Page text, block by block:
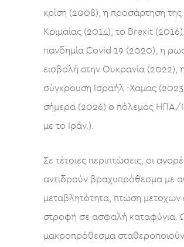
κρίση (2008), η προσάρτηση της
Κριμαίας (2014), το Brexit
πανδημία Covid 19 (2020), η
εισβολή στην Ουκρανία (2022), η
σύγκρουση Ισραήλ -Χαμας
σήμερα (2026) ο πόλεμος ΗΠΑ/
με το Ιράν.).
Σε τέτοιες περιπτώσεις, οι
αντιδρούν βραχυπρόθεσμα με
μεταβλητότητα, πτώση μετοχών
στροφή σε ασφαλή καταφύγια.
μακροπρόθεσμα